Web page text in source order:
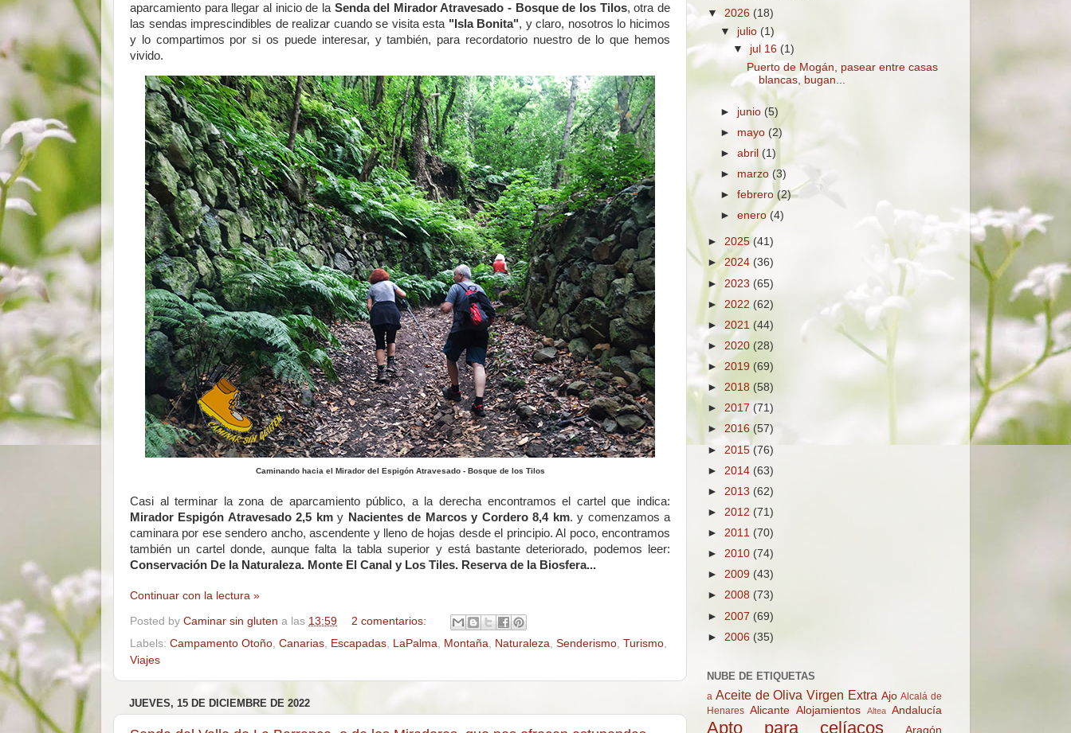
aparcamiento para llegar al inicio de la Senda del Mirador Atravesado - Bosque de los Tilos, otra de
las sendas imprescindibles de realizar cuando se visita esta "Isla Bonita", y claro, nosotros lo hicimos
y lo compartimos por si os puede interesar, y también, para recordatorio nuestro de lo que hemos
vivido.
Caminando hacia el Mirador del Espigón Atravesado - Bosque de los Tilos
Casi al terminar la zona de aparcamiento público, a la derecha encontramos el cartel que indica:
Mirador Espigón Atravesado 2,5 kmy Nacientes de Marcos y Cordero 8,4 km. y comenzamos a
caminara por ese sendero ancho, ascendente y lleno de hojas desde el principio. Al poco, encontramos
también un cartel donde, aunque falta la tabla superior y está bastante deteriorado, podemos leer:
Conservación De la Naturaleza. Monte El Canal y Los Tiles. Reserva de la Biosfera...
Continuar con la lectura »
Posted by Caminar sin gluten a las 13:59
2 comentarios:
Labels: Campamento Otoño Canarias Escapadas LaPalma Montaña Naturaleza Senderismo Turismo
Viajes
JUEVES, 15 DE DICIEMBRE DE 2022
▼ 2026 (18)
▼ julio(1)
▼jul 16(1)
Puerto de Mogán, pasear entre casas
blancas, bugan...
► junio (5)
► mayo (2)
►abril(1)
► marzo (3)
►febrero(2)
►enero(4)
► 2025 (41)
►2024 (36)
► 2023 (65)
► 2022 (62)
► 2021 (44)
► 2020 (28)
► 2019 (69)
► 2018 (58)
► 2017 (71)
► 2016 (57)
► 2015 (76)
► 2014 (63)
► 2013 (62)
► 2012 (71)
► 2011 (70)
► 2010 (74)
► 2009 (43)
► 2008 (73)
► 2007 (69)
► 2006 (35)
NUBE DE ETIQUETAS
a Aceite de Oliva Virgen Extra Ajo Alcalá de
Henares Alicante Alojamientos Altea Andalucía
Apto para celíacos Aragón